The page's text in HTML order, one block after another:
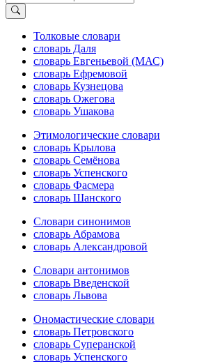
Толковые словари
словарь Даля
словарь Евгеньевой (МАС)
словарь Ефремовой
словарь Кузнецова
словарь Ожегова
словарь Ушакова
Этимологические словари
словарь Крылова
словарь Семёнова
словарь Успенского
словарь Фасмера
словарь Шанского
Словари синонимов
словарь Абрамова
словарь Александровой
Словари антонимов
словарь Введенской
словарь Львова
Ономастические словари
словарь Петровского
словарь Суперанской
словарь Успенского